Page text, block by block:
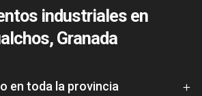
industriales en
Granada
en toda la provincia